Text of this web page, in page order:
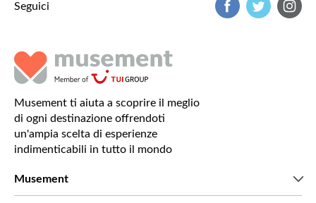
Seguici
Musement ti aiuta a scoprire il meglio
di ogni destinazione offrendoti
un'ampia scelta di esperienze
indimenticabili in tutto il mondo
Musement